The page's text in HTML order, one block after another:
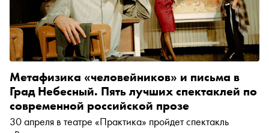
Метафизика «человейников» и письма в
Град Небесный. Пять лучших спектаклей по
современной российской прозе
30 апреля в театре «Практика» пройдет спектакль